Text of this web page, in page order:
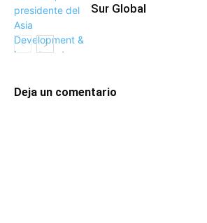
Sur Global
Deja un comentario